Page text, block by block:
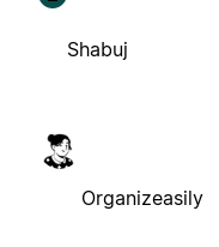
Shabuj
Organizeasily